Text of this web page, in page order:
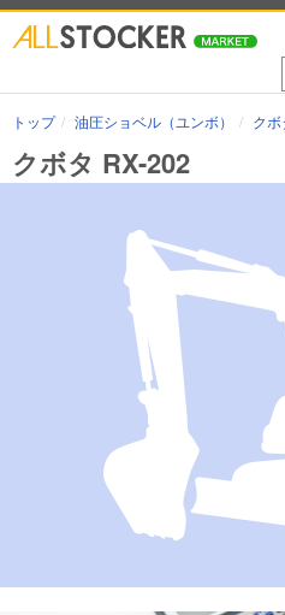
トップ 油圧ショベル（ユンボ） クボ
クボタ RX-202